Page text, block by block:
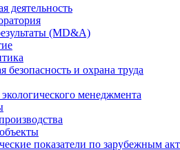
деятельность
(MD&A)
и охрана труда
менеджмента
показатели по зарубежным